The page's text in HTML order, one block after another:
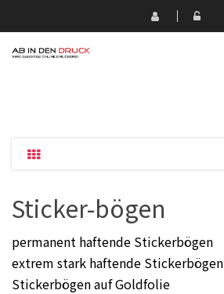
Sticker-bögen
permanent haftende Stickerbögen
extrem stark haftende Stickerbögen
Stickerbögen auf Goldfolie